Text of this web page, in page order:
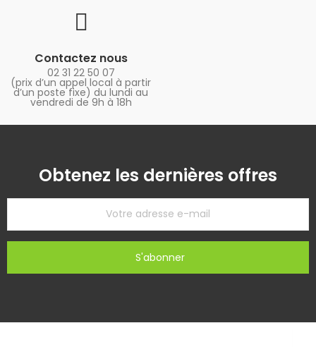
Contactez nous
02 31 22 50 07
(prix d’un appel local à partir
d’un poste fixe) du lundi au
vendredi de 9h à 18h
Obtenez les dernières offres
S'abonner